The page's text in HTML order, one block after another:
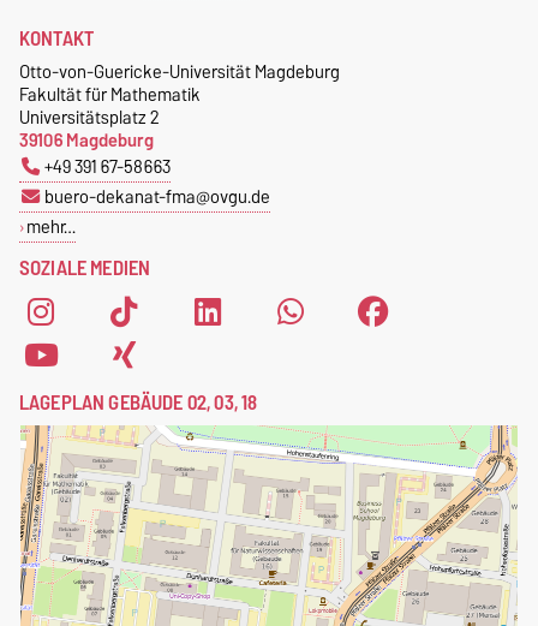
SOZIALE MEDIEN
KONTAKT
Otto-von-Guericke-Universität Magdeburg
Fakultät für Mathematik
Universitätsplatz 2
39106 Magdeburg
+49 391 67-58663
buero-dekanat-fma@ovgu.de
mehr…
LAGEPLAN GEBÄUDE 02, 03, 18